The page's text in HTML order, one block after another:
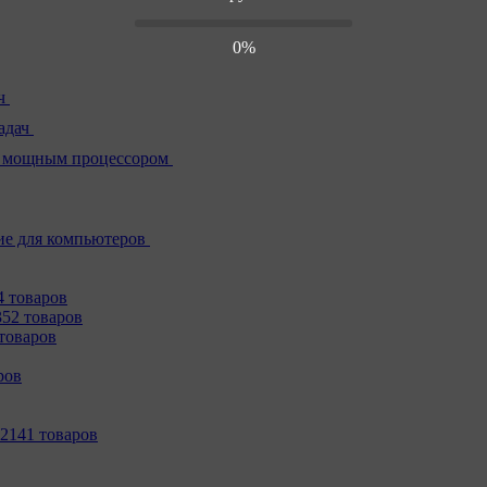
0%
процессором
для компьютеров
товаров
товаров
2141 товаров